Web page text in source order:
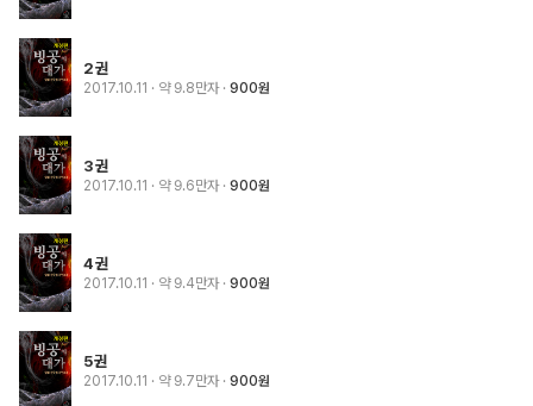
2권
2017.10.11 · 약 9.8만자 900원
3권
2017.10.11 · 약 9.6만자 900원
4권
2017.10.11 · 약 9.4만자 900원
5권
2017.10.11 · 약 9.7만자 900원